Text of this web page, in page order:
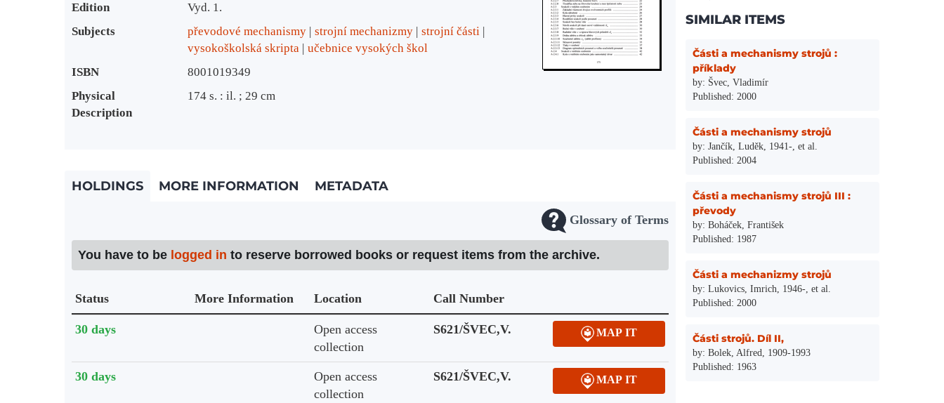
Edition
Vyd. 1.
Subjects
převodové mechanismy strojní mechanizmy
strojní části
vysokoškolská skripta
učebnice vysokých škol
ISBN
8001019349
Physical
Description
174 s. : il. ; 29 cm
HOLDINGS MORE INFORMATION METADATA
Glossary of Terms
You have to be logged in to reserve borrowed books or request items from the archive.
Status More Information Location
Call Number
30 days
Open access
collection
S621/ŠVEC,V. MAP IT
30 days
Open access
collection
S621/ŠVEC,V. MAP IT
SIMILAR ITEMS
Části a mechanismy strojů :
příklady
by: Švec, Vladimír
Published: 2000
Části a mechanismy strojů
by: Jančík, Luděk, 1941-, et al.
Published: 2004
Části a mechanismy strojů III :
převody
by: Boháček, František
Published: 1987
Části a mechanizmy strojů
by: Lukovics, Imrich, 1946-, et al.
Published: 2000
Části strojů. Díl II,
by: Bolek, Alfred, 1909-1993
Published: 1963